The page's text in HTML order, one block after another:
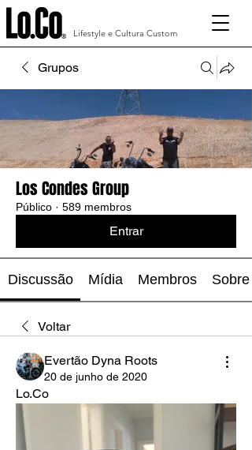
Lifestyle e Cultura Custom
Grupos
Los Condes Group
Público · 589 membros
Entrar
Discussão Mídia Membros Sobre
Voltar
Evertão Dyna Roots
20 de junho de 2020
Lo.Co